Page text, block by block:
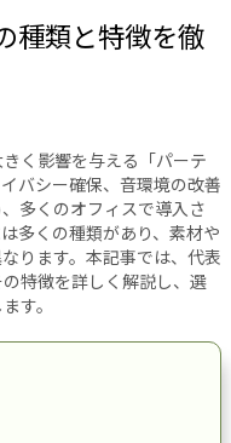
種類と特徴を徹
く影響を与える「パーテ
バシー確保、音環境の改善
多くのオフィスで導入さ
多くの種類があり、素材や
ります。本記事では、代表
特徴を詳しく解説し、選
す。